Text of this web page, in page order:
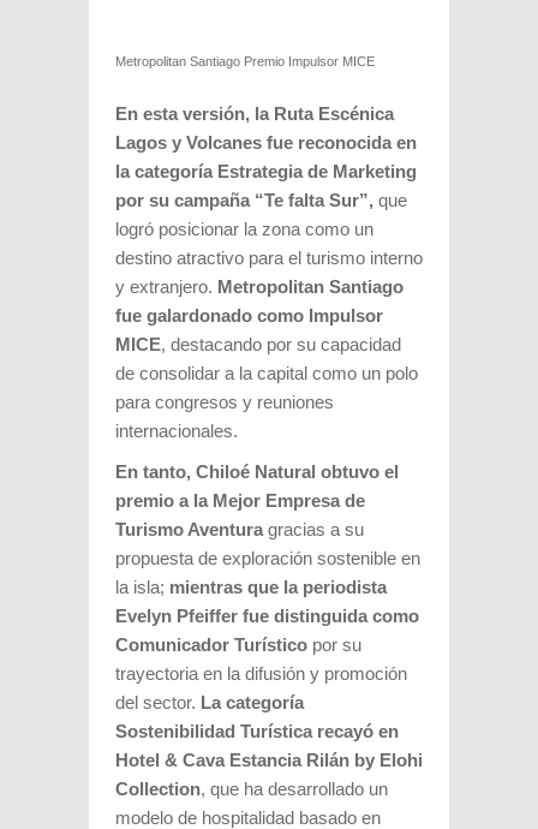
Metropolitan Santiago Premio Impulsor MICE
En esta versión, la Ruta Escénica
Lagos y Volcanes fue reconocida en
la categoría Estrategia de Marketing
por su campaña “Te falta Sur”, que
logró posicionar la zona como un
destino atractivo para el turismo interno
y extranjero. Metropolitan Santiago
fue galardonado como Impulsor
MICE, destacando por su capacidad
de consolidar a la capital como un polo
para congresos y reuniones
internacionales.
En tanto, Chiloé Natural obtuvo el
premio a la Mejor Empresa de
Turismo Aventura gracias a su
propuesta de exploración sostenible en
la isla; mientras que la periodista
Evelyn Pfeiffer fue distinguida como
Comunicador Turístico por su
trayectoria en la difusión y promoción
del sector. La categoría
Sostenibilidad Turística recayó en
Hotel & Cava Estancia Rilán by Elohi
Collection, que ha desarrollado un
modelo de hospitalidad basado en